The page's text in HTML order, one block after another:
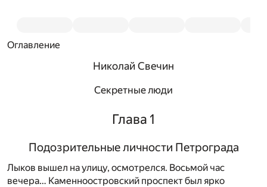
Оглавление
Николай Свечин
Секретные люди
Глава 1
Подозрительные личности Петрограда
Лыков вышел на улицу, осмотрелся. Восьмой час
вечера… Каменноостровский проспект был ярко